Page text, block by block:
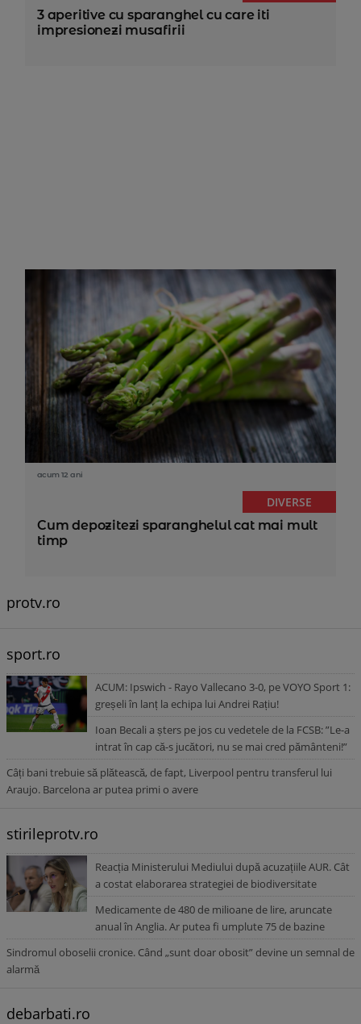
3 aperitive cu sparanghel cu care iti
impresionezi musafirii
acum 12 ani
DIVERSE
Cum depozitezi sparanghelul cat mai mult
timp
protv.ro
sport.ro
ACUM: Ipswich - Rayo Vallecano 3-0, pe VOYO Sport 1:
greșeli în lanț la echipa lui Andrei Rațiu!
Ioan Becali a șters pe jos cu vedetele de la FCSB: ”Le-a
intrat în cap că-s jucători, nu se mai cred pământeni!”
Câți bani trebuie să plătească, de fapt, Liverpool pentru transferul lui
Araujo. Barcelona ar putea primi o avere
stirileprotv.ro
Reacția Ministerului Mediului după acuzațiile AUR. Cât
a costat elaborarea strategiei de biodiversitate
Medicamente de 480 de milioane de lire, aruncate
anual în Anglia. Ar putea fi umplute 75 de bazine
Sindromul oboselii cronice. Când „sunt doar obosit” devine un semnal de
alarmă
debarbati.ro